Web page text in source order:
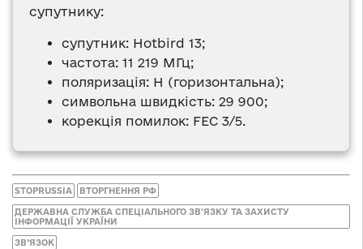
супутнику:
супутник: Hotbird 13;
частота: 11 219 МГц;
поляризація: H (горизонтальна);
символьна швидкість: 29 900;
корекція помилок: FEC 3/5.
STOPRUSSIA ВТОРГНЕННЯ РФ
ДЕРЖАВНА СЛУЖБА СПЕЦІАЛЬНОГО ЗВ'ЯЗКУ ТА ЗАХИСТУ
ІНФОРМАЦІЇ УКРАЇНИ
ЗВ’ЯЗОК